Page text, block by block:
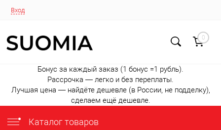
Вход
0
Бонус за каждый заказ (1 бонус =1 рубль).
Рассрочка — легко и без переплаты.
Лучшая цена — найдёте дешевле (в России, не подделку),
сделаем ещё дешевле.
Каталог товаров